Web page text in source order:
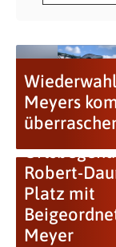
Meyers
FDP-
Robert-
Platz mit
Meyer